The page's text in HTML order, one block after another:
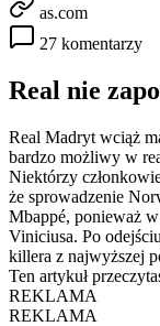
as.com
27 komentarzy
Real nie
Real Madryt wciąż
bardzo możliwy w
Niektórzy
że sprowadzenie
Mbappé, ponieważ w
Viniciusa. Po
killera z najwyższej
Ten artykuł
REKLAMA
REKLAMA